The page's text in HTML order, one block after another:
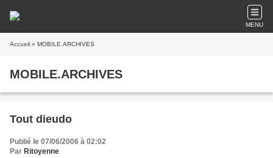
MENU
Accueil » MOBILE.ARCHIVES
MOBILE.ARCHIVES
Tout dieudo
Publié le 07/06/2006 à 02:02
Par Ritoyenne